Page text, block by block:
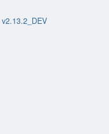
v2.13.2_DEV